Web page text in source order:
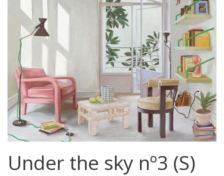
Under the sky nº3 (S)